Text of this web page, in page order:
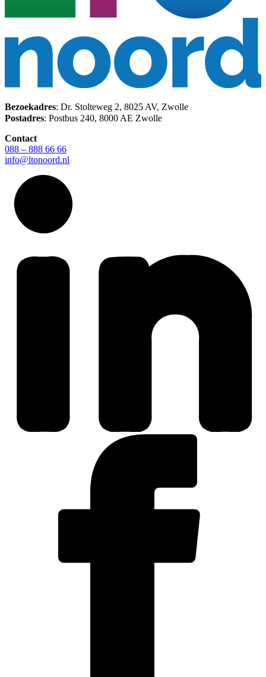
Bezoekadres: Dr. Stolteweg 2, 8025 AV, Zwolle
Postadres: Postbus 240, 8000 AE Zwolle
Contact
088 – 888 66 66
info@ltonoord.nl